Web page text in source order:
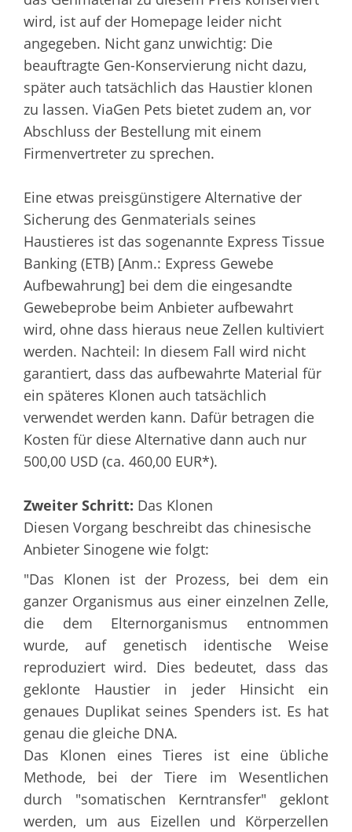
wird, ist auf der Homepage leider nicht
angegeben. Nicht ganz unwichtig: Die
beauftragte Gen-Konservierung nicht dazu,
später auch tatsächlich das Haustier klonen
zu lassen. ViaGen Pets bietet zudem an, vor
Abschluss der Bestellung mit einem
Firmenvertreter zu sprechen.
Eine etwas preisgünstigere Alternative der
Sicherung des Genmaterials seines
Haustieres ist das sogenannte Express Tissue
Banking (ETB) [Anm.: Express Gewebe
Aufbewahrung] bei dem die eingesandte
Gewebeprobe beim Anbieter aufbewahrt
wird, ohne dass hieraus neue Zellen kultiviert
werden. Nachteil: In diesem Fall wird nicht
garantiert, dass das aufbewahrte Material für
ein späteres Klonen auch tatsächlich
verwendet werden kann. Dafür betragen die
Kosten für diese Alternative dann auch nur
500,00 USD (ca. 460,00 EUR*).
Zweiter Schritt: Das Klonen
Diesen Vorgang beschreibt das chinesische
Anbieter Sinogene wie folgt:
"Das Klonen ist der Prozess, bei dem ein
ganzer Organismus aus einer einzelnen Zelle,
die dem Elternorganismus entnommen
wurde, auf genetisch identische Weise
reproduziert wird. Dies bedeutet, dass das
geklonte Haustier in jeder Hinsicht ein
genaues Duplikat seines Spenders ist. Es hat
genau die gleiche DNA.
Das Klonen eines Tieres ist eine übliche
Methode, bei der Tiere im Wesentlichen
durch "somatischen Kerntransfer" geklont
werden, um aus Eizellen und Körperzellen